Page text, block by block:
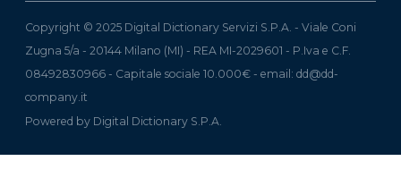
Copyright © 2025 Digital Dictionary Servizi S.P.A. - Viale Coni
Zugna 5/a - 20144 Milano (MI) - REA MI-2029601 - P.Iva e C.F.
08492830966 - Capitale sociale 10.000€ - email: dd@dd-
company.it
Powered by Digital Dictionary S.P.A.